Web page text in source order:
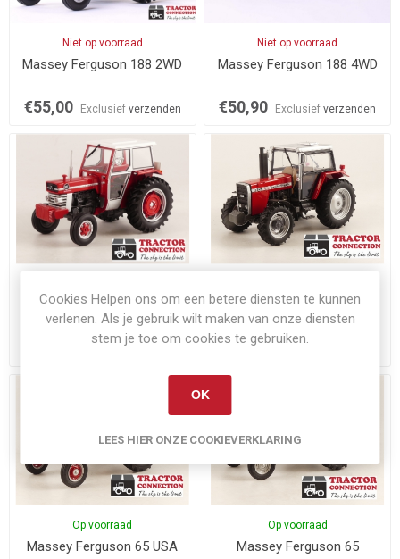
Niet op voorraad
Massey Ferguson 188 2WD
€55,00 Exclusief verzenden
Niet op voorraad
Massey Ferguson 188 4WD
€50,90 Exclusiefverzenden
Massey Ferguson 188 2WD
ACA
Exclusief
Massey Ferguson 2625
Electronic
€54,95
Op voorraad
Massey Ferguson 65 USA
Op voorraad
Massey Ferguson 65
Cookies Helpen ons om een betere diensten te kunnen
verlenen. Als je gebruik wilt maken van onze diensten
stem je toe om cookies te gebruiken.
OK
LEES HIER ONZE COOKIEVERKLARING